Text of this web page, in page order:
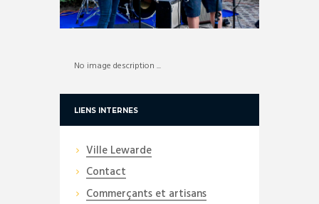
No image description ...
LIENS INTERNES
Ville Lewarde
Contact
Commerçants et artisans